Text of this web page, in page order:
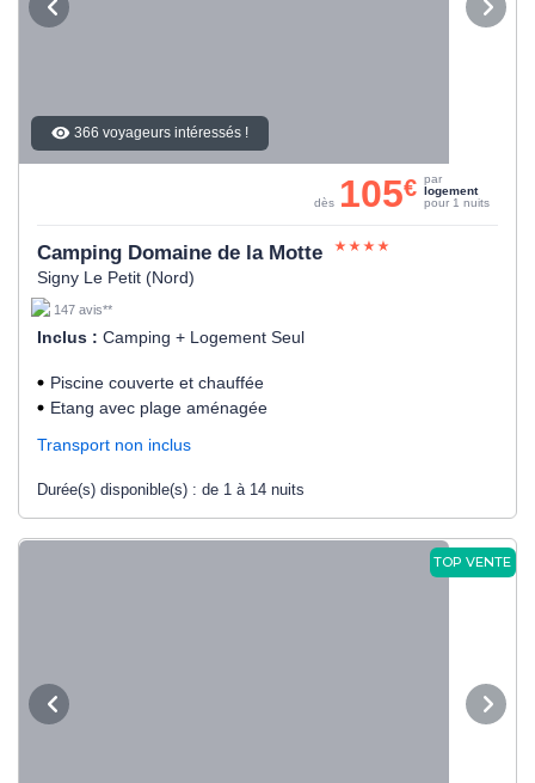
366 voyageurs intéressés !
Camping Domaine de la Motte
Signy Le Petit (Nord)
147 avis**
Inclus : Camping + Logement Seul
Piscine couverte et chauffée
Etang avec plage aménagée
Transport non inclus
Durée(s) disponible(s) : de 1 à 14 nuits
dès 105€ par
logement
pour 1 nuits
TOP VENTE